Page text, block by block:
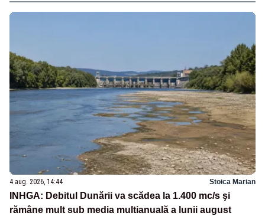
4 aug. 2026, 14:44 Stoica Marian
INHGA: Debitul Dunării va scădea la 1.400 mc/s şi
rămâne mult sub media multianuală a lunii august